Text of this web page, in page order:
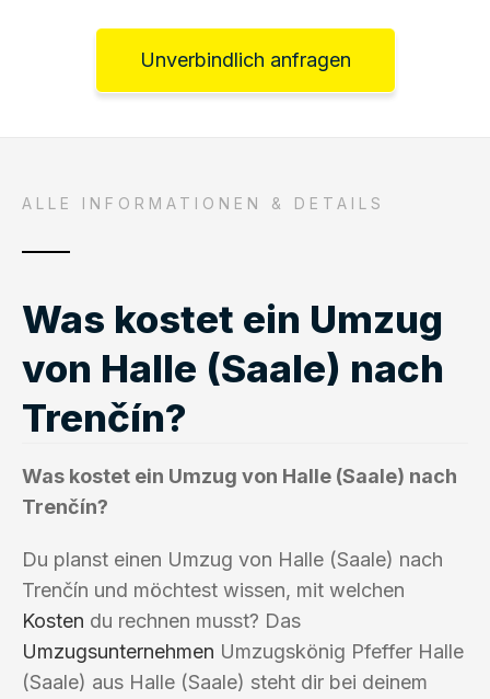
Unverbindlich anfragen
ALLE INFORMATIONEN & DETAILS
Was kostet ein Umzug
von Halle (Saale) nach
Trenčín?
Was kostet ein Umzug von Halle (Saale) nach
Trenčín?
Du planst einen Umzug von Halle (Saale) nach
Trenčín und möchtest wissen, mit welchen
Kosten du rechnen musst? Das
Umzugsunternehmen Umzugskönig Pfeffer Halle
(Saale) aus Halle (Saale) steht dir bei deinem